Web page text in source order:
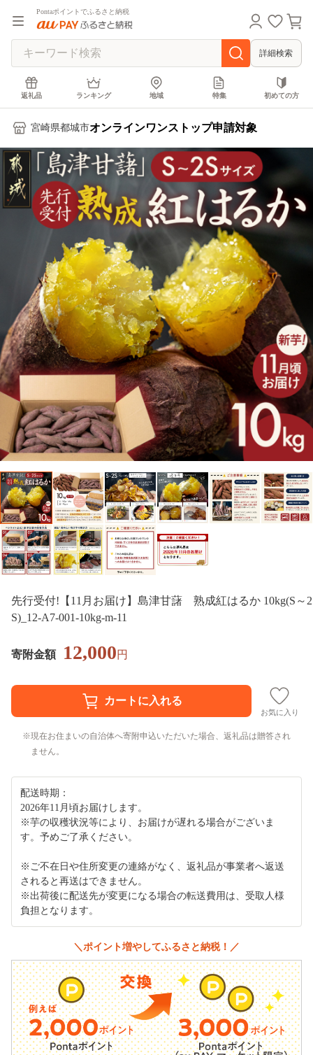
Pontaポイントでふるさと納税
詳細検索
返礼品 ランキング 地域 特集 初めての方
宮崎県都城市オンラインワンストップ申請対象
先行受付!【11月お届け】島津甘藷 熟成紅はるか 10kg(S～2
S)_12-A7-001-10kg-m-11
寄附金額 12,000円
お気に入り
現在お住まいの自治体へ寄附申込いただいた場合、返礼品は贈答され
ません。
配送時期：
2026年11月頃お届けします。
※芋の収穫状況等により、お届けが遅れる場合がございま
す。予めご了承ください。
※ご不在日や住所変更の連絡がなく、返礼品が事業者へ返送
されると再送はできません。
※出荷後に配送先が変更になる場合の転送費用は、受取人様
負担となります。
＼ポイント増やしてふるさと納税！／